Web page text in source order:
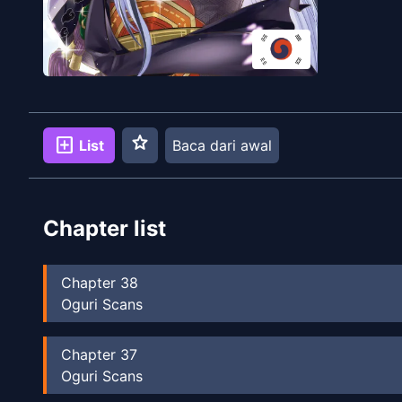
add_box List star Baca dari awal
Chapter list
Chapter 38
Oguri Scans
Chapter 37
Oguri Scans